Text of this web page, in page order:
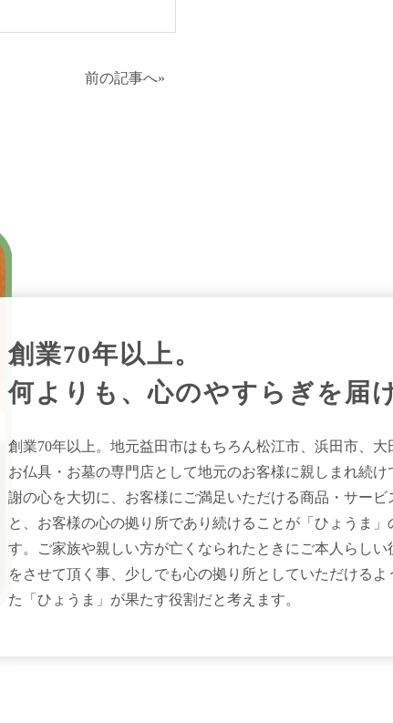
前の記事へ»
創業70年以上。
何よりも、心のやすらぎを届
創業70年以上。地元益田市はもちろん松江市、浜田市、大
お仏具・お墓の専門店として地元のお客様に親しまれ続
謝の心を大切に、お客様にご満足いただける商品・サービ
と、お客様の心の拠り所であり続けることが「ひょうま
す。ご家族や親しい方が亡くなられたときにご本人らし
をさせて頂く事、少しでも心の拠り所としていただけるよ
た「ひょうま」が果たす役割だと考えます。